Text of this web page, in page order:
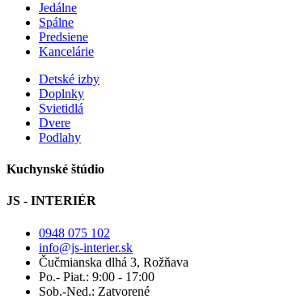
Jedálne
Spálne
Predsiene
Kancelárie
Detské izby
Doplnky
Svietidlá
Dvere
Podlahy
Kuchynské štúdio
JS - INTERIÉR
0948 075 102
info@js-interier.sk
Čučmianska dlhá 3, Rožňava
Po.- Piat.: 9:00 - 17:00
Sob.-Ned.: Zatvorené